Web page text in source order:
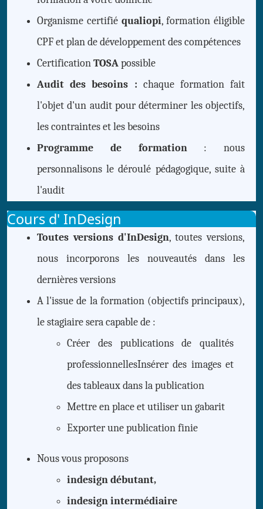
Organisme certifié qualiopi, formation éligible
CPF et plan de développement des compétences
CertificationTOSApossible
Audit des besoins : chaque formation fait
l'objet d'un audit pour déterminer les objectifs,
les contraintes et les besoins
Programme de formation: nous
personnalisons le déroulé pédagogique, suite à
l'audit
Cours d' InDesign
Toutes versions d'InDesign, toutes versions,
nous incorporons les nouveautés dans les
dernières versions
A l'issue de la formation (objectifs principaux),
le stagiaire sera capable de :
Créer des publications de qualités
professionnellesInsérer des images et
des tableaux dans la publication
Mettre en place et utiliser un gabarit
Exporter une publication finie
Nous vous proposons
indesign débutant,
indesign intermédiaire